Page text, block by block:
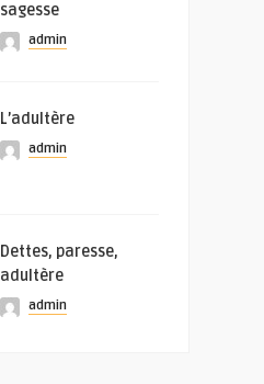
sagesse
admin
L’adultère
admin
Dettes, paresse,
adultère
admin